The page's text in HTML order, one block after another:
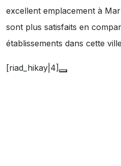
excellent emplacement à
sont plus satisfaits en
établissements dans cette
[riad_hikay|4]